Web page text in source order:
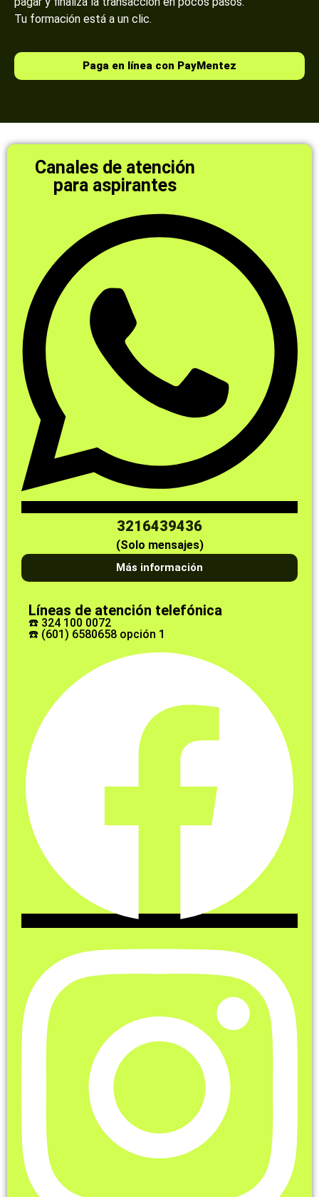
Tu formación está a un clic.
Paga en línea con PayMentez
Canales de atención
para aspirantes
3216439436
(Solo mensajes)
Más información
Líneas de atención telefónica
☎️ 324 100 0072
☎️ (601) 6580658 opción 1